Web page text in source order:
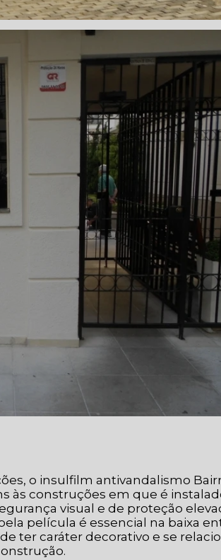
o insulfilm antivandalismo
às construções em que é
visual e de proteção
película é essencial na baixa
ter caráter decorativo e se